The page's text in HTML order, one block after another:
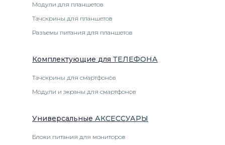
Модули для планшетов
Тачскрины для планшетов
Разъемы питания для планшетов
Комплектующие для ТЕЛЕФОНА
Тачскрины для смартфонов
Модули и экраны для смартфонов
Универсальные АКСЕССУАРЫ
Блоки питания для мониторов